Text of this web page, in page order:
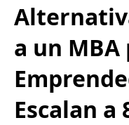
a un MBA
Escalan a